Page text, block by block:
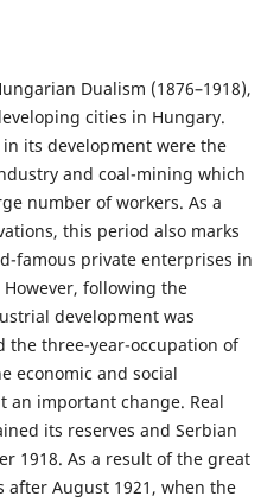
Dualism (1876–1918),
cities in Hungary.
its development were the
and coal-mining which
number of workers. As a
this period also marks
famous private enterprises in
However, following the
development was
the three-year-occupation of
economic and social
an important change. Real
its reserves and Serbian
1918. As a result of the great
after August 1921, when the